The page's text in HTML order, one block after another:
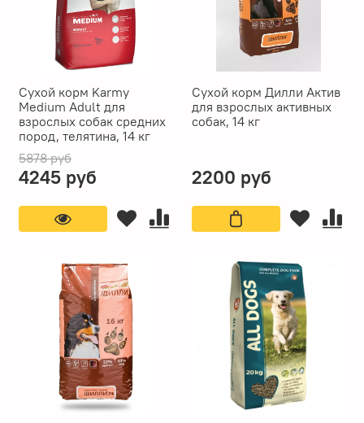
Сухой корм Karmy
Medium Adult для
взрослых собак средних
пород, телятина, 14 кг
5878 руб
4245 руб
Сухой корм Дилли Актив
для взрослых активных
собак, 14 кг
2200 руб